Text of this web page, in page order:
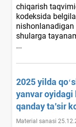
chiqarish
kodeksida
shularga
...
2025 yilda
yanvar oyidagi
qanday ta’sir
Material sanasi